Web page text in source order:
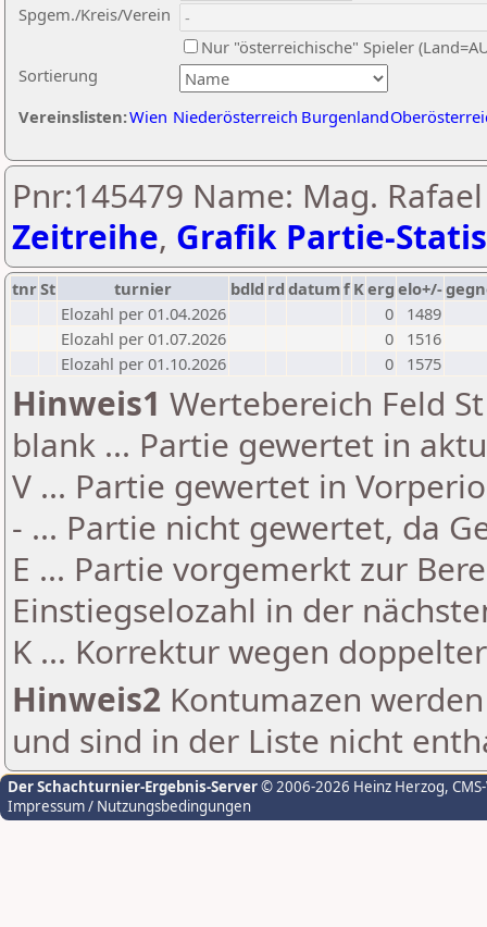
Sortierung
Spgem./Kreis/Verein
Nur "österreichische" Spieler
Vereinslisten:Wien Niederösterreich Burgenland
Pnr:145479 Name: Mag.
Zeitreihe, Grafik Partie-
tnrSt turnier bdld rd datumf Kerg elo+/-
Elozahl per 01.04.2026
0
1489
Elozahl per 01.07.2026
0
1516
Elozahl per 01.10.2026
0 1575
Hinweis1 Wertebereich Feld
blank ... Partie gewertet in
V ... Partie gewertet in
- ... Partie nicht gewertet, da
E ... Partie vorgemerkt zur
Einstiegselozahl in der
K ... Korrektur wegen
Hinweis2 Kontumazen
und sind in der Liste nicht
Der Schachturnier-Ergebnis-Server© 2006-2026 Heinz Herzog,
Impressum / Nutzungsbedingungen